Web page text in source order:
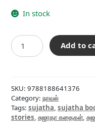
In stock
பேசும்
பொம்மைகள்
Add to
SKU: 9788188641376
Category: நாவல்
Tags: sujatha, sujatha
stories, சுஜாதா கதைகள்,